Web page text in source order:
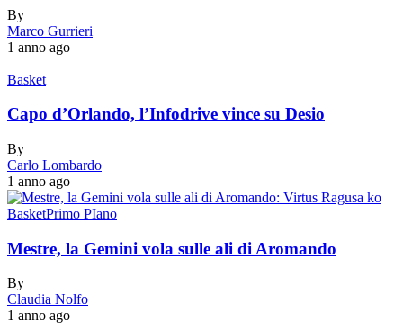
By
Marco Gurrieri
1 anno ago
Basket
Capo d’Orlando, l’Infodrive vince su Desio
By
Carlo Lombardo
1 anno ago
BasketPrimo PIano
Mestre, la Gemini vola sulle ali di Aromando
By
Claudia Nolfo
1 anno ago